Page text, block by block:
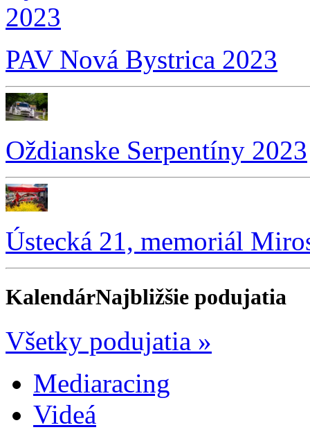
PAV Nová Bystrica 2023
Oždianske Serpentíny 2023
Ústecká 21, memoriál
KalendárNajbližšie podujatia
Všetky podujatia »
Mediaracing
Videá